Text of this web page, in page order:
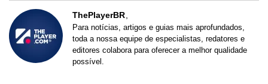
ThePlayerBR
Para notícias, artigos e guias mais aprofundados,
toda a nossa equipe de especialistas, redatores e
editores colabora para oferecer a melhor qualidade
possível.